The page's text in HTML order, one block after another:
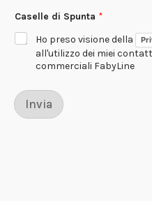
Caselle di Spunta *
Ho preso visione della
all'utilizzo dei miei
commerciali FabyLine
Invia